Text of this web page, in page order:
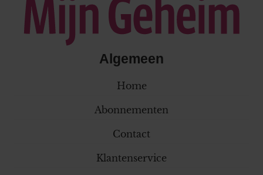
Algemeen
Home
Abonnementen
Contact
Klantenservice